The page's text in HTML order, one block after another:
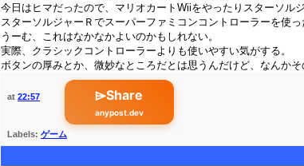
今日はヒマだったので、マリオカートWiiをやったりスターソル
スターソルジャーＲでスーパーファミコンコントローラーを使
うーむ、これはなかなかよいのかもしれない。
実際、クラシックコントローラーよりも使いやすい気がする。
ボタンの厚みとか、微妙なところだとは思うんだけど、なんかそ
at 22:57 ⌲Share
anypost.dev
Labels: ゲーム